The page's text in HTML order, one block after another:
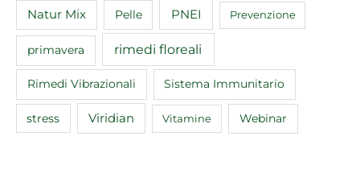
Natur Mix Pelle PNEI Prevenzione
primavera rimedi floreali
Rimedi Vibrazionali Sistema Immunitario
stress Viridian Vitamine Webinar